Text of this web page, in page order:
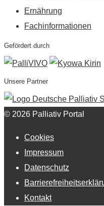
Ernährung
Fachinformationen
Gefördert durch
Unsere Partner
© 2026 Palliativ Portal
Cookies
Impressum
Datenschutz
Kontakt